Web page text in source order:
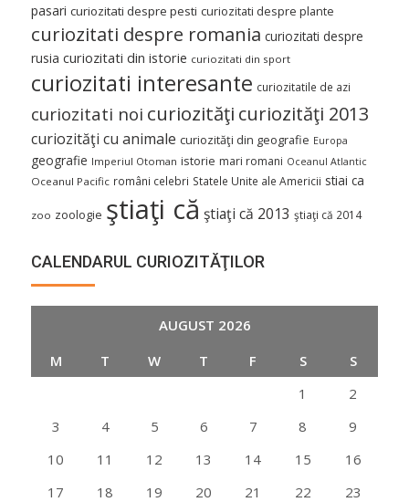
pasari curiozitati despre pesti curiozitati despre plante
curiozitati despre romania curiozitati despre
rusia curiozitati din istorie curiozitati din sport
curiozitati interesante curiozitatile de azi
curiozitati noi curiozităţi curiozităţi 2013
curiozităţi cu animale curiozităţi din geografie Europa
geografie Imperiul Otoman istorie mari romani Oceanul Atlantic
Oceanul Pacific români celebri Statele Unite ale Americii stiai ca
zoo zoologie ştiaţi că ştiaţi că 2013 ştiaţi că 2014
CALENDARUL CURIOZITĂŢILOR
AUGUST 2026
M
T W T F S
S
1
2
3
4 5 6 7 8
9
10
11 12 13 14 15
16
17
18 19 20 21 22 23